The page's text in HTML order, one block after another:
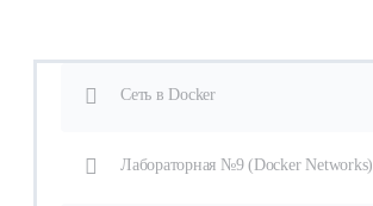
Сеть в Docker
Лабораторная №9 (Docker Networks)